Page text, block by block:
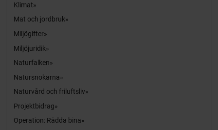
Klimat
Mat och jordbruk
Miljögifter
Miljöjuridik
Naturfalken
Natursnokarna
Naturvård och friluftsliv
Projektbidrag
Operation: Rädda bina